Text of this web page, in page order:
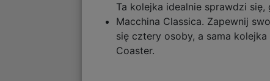
Ta kolejka idealnie sprawdzi
Macchina Classica. Zapewnij
się cztery osoby, a sama
Coaster.